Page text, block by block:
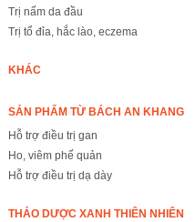
Trị nấm da đầu
Trị tổ đỉa, hắc lào, eczema
KHÁC
SẢN PHẨM TỪ BÁCH AN KHANG
Hỗ trợ điều trị gan
Ho, viêm phế quản
Hỗ trợ điều trị dạ dày
THẢO DƯỢC XANH THIÊN NHIÊN